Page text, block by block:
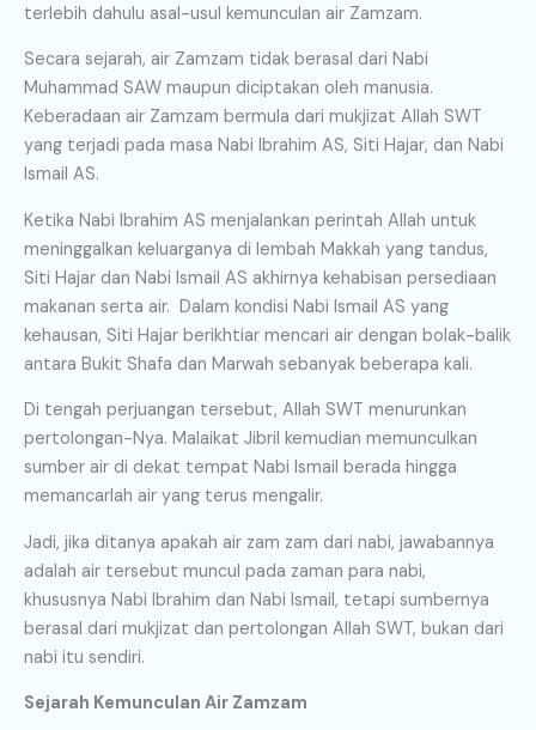
terlebih dahulu asal-usul kemunculan air Zamzam.
Secara sejarah, air Zamzam tidak berasal dari Nabi
Muhammad SAW maupun diciptakan oleh manusia.
Keberadaan air Zamzam bermula dari mukjizat Allah SWT
yang terjadi pada masa Nabi Ibrahim AS, Siti Hajar, dan Nabi
Ismail AS.
Ketika Nabi Ibrahim AS menjalankan perintah Allah untuk
meninggalkan keluarganya di lembah Makkah yang tandus,
Siti Hajar dan Nabi Ismail AS akhirnya kehabisan persediaan
makanan serta air. Dalam kondisi Nabi Ismail AS yang
kehausan, Siti Hajar berikhtiar mencari air dengan bolak-balik
antara Bukit Shafa dan Marwah sebanyak beberapa kali.
Di tengah perjuangan tersebut, Allah SWT menurunkan
pertolongan-Nya. Malaikat Jibril kemudian memunculkan
sumber air di dekat tempat Nabi Ismail berada hingga
memancarlah air yang terus mengalir.
Jadi, jika ditanya apakah air zam zam dari nabi, jawabannya
adalah air tersebut muncul pada zaman para nabi,
khususnya Nabi Ibrahim dan Nabi Ismail, tetapi sumbernya
berasal dari mukjizat dan pertolongan Allah SWT, bukan dari
nabi itu sendiri.
Sejarah Kemunculan Air Zamzam